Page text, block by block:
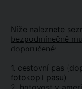
Níže naleznete
bezpodmínečně
doporučené:
1. cestovní pas
fotokopii pasu)
2. hotovost v